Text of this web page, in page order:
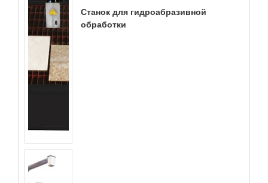
Станок для гидроабразивной
обработки